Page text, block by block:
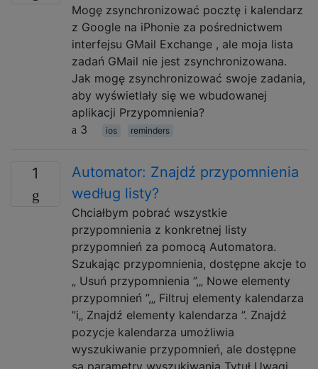
Mogę zsynchronizować pocztę i kalendarz
z Google na iPhonie za pośrednictwem
interfejsu GMail Exchange , ale moja lista
zadań GMail nie jest zsynchronizowana.
Jak mogę zsynchronizować swoje zadania,
aby wyświetlały się we wbudowanej
aplikacji Przypomnienia?
3
ios reminders
1
Automator: Znajdź przypomnienia
według listy?
Chciałbym pobrać wszystkie
przypomnienia z konkretnej listy
przypomnień za pomocą Automatora.
Szukając przypomnienia, dostępne akcje to
„ Usuń przypomnienia ”,„ Nowe elementy
przypomnień ”,„ Filtruj elementy kalendarza
”i„ Znajdź elementy kalendarza ”. Znajdź
pozycje kalendarza umożliwia
wyszukiwanie przypomnień, ale dostępne
są parametry wyszukiwania Tytuł Uwagi